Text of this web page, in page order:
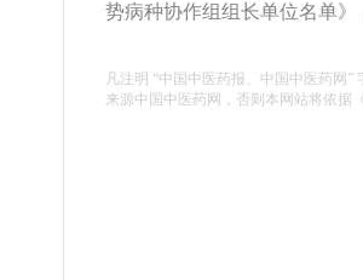
势病种协作组组长单位名单》
凡注明 “中国中医药报、中国中医药网
来源中国中医药网，否则本网站将依据